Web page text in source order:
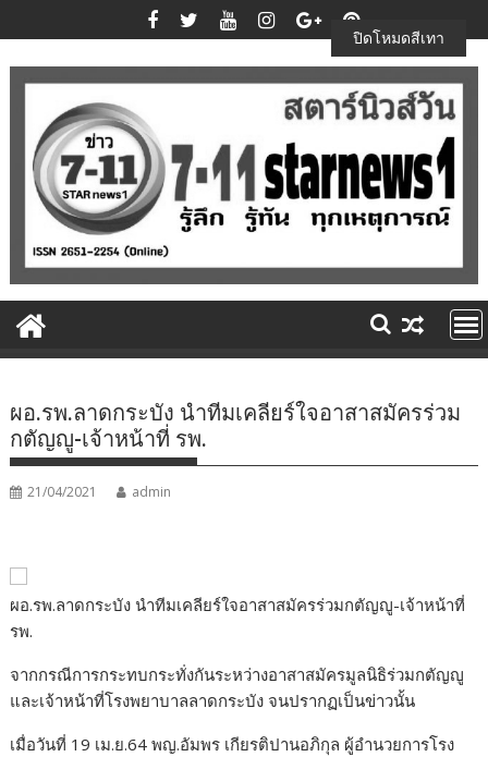
to
content
ผอ.รพ.ลาดกระบัง นำทีมเคลียร์ใจอาสาสมัครร่วม
กตัญญู-เจ้าหน้าที่ รพ.
21/04/2021 admin
ผอ.รพ.ลาดกระบัง นำทีมเคลียร์ใจอาสาสมัครร่วมกตัญญู-เจ้าหน้าที่
รพ.
จากกรณีการกระทบกระทั่งกันระหว่างอาสาสมัครมูลนิธิร่วมกตัญญู
และเจ้าหน้าที่โรงพยาบาลลาดกระบัง จนปรากฏเป็นข่าวนั้น
เมื่อวันที่ 19 เม.ย.64 พญ.อัมพร เกียรติปานอภิกุล ผู้อำนวยการโรง
ปิดโหมดสีเทา